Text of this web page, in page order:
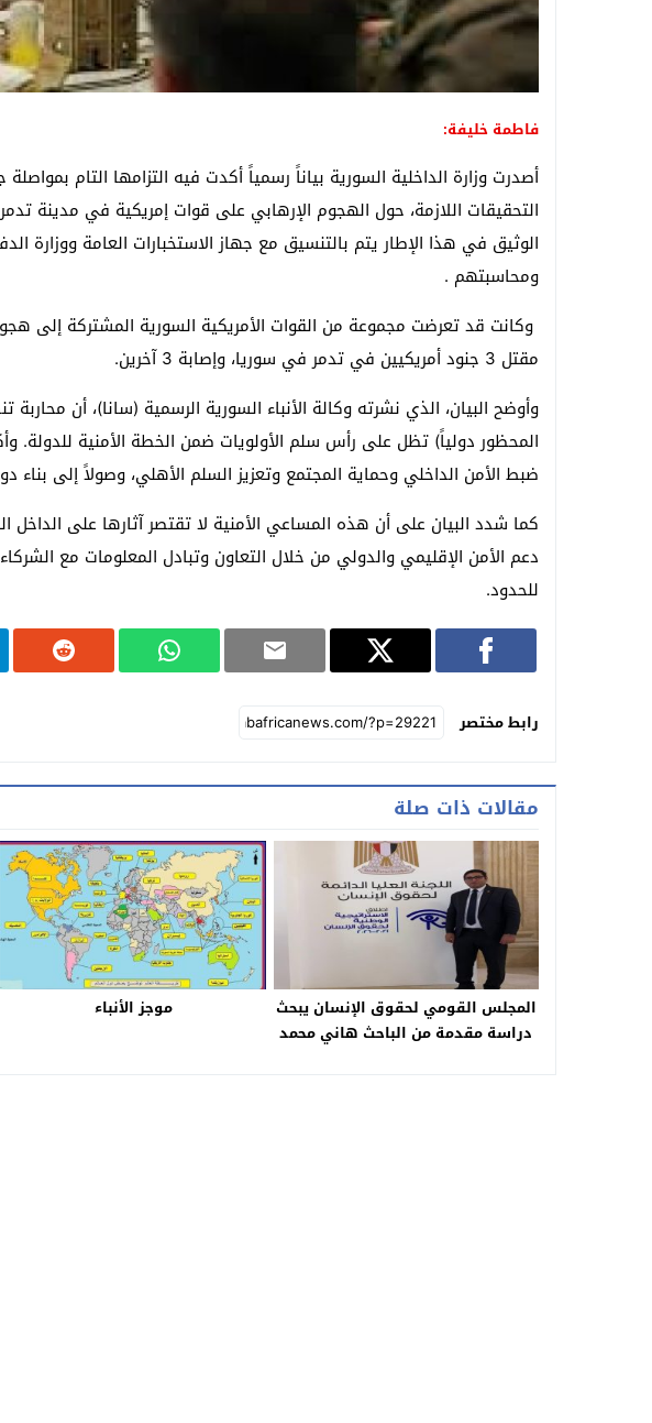
فاطمة خليفة:
أصدرت وزارة الداخلية السورية بياناً رسمياً أكدت فيه التزامها التام
التحقيقات اللازمة، حول الهجوم الإرهابي على قوات إمريكية في مدينة
الوثيق في هذا الإطار يتم بالتنسيق مع جهاز الاستخبارات العامة ووزارة
ومحاسبتهم .
وكانت قد تعرضت مجموعة من القوات الأمريكية السورية المشتركة إلى
مقتل 3 جنود أمريكيين في تدمر في سوريا، وإصابة 3 آخرين.
وأوضح البيان، الذي نشرته وكالة الأنباء السورية الرسمية (سانا)، أن
المحظور دولياً) تظل على رأس سلم الأولويات ضمن الخطة الأمنية
ضبط الأمن الداخلي وحماية المجتمع وتعزيز السلم الأهلي، وصولاً إلى بناء
كما شدد البيان على أن هذه المساعي الأمنية لا تقتصر آثارها على
دعم الأمن الإقليمي والدولي من خلال التعاون وتبادل المعلومات مع
للحدود.
رابط مختصر
مقالات ذات صلة
المجلس القومي لحقوق الإنسان يبحث
دراسة مقدمة من الباحث هاني محمد
موجز الأنباء